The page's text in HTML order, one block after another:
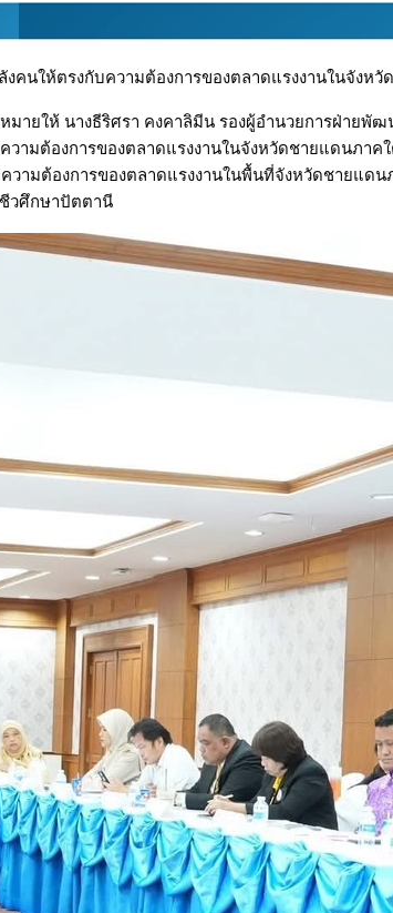
คนให้ตรงกับความต้องการของตลาดแรงงานในจังห
ยให้ นางธีริศรา คงคาลิมีน รองผู้อำนวยการฝ่ายพั
วามต้องการของตลาดแรงงานในจังหวัดชายแดนภาค
วามต้องการของตลาดแรงงานในพื้นที่จังหวัดชาย
วศึกษาปัตตานี